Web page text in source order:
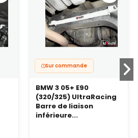
Sur commande
BMW 3 05+ E90
(320/325) UltraRacing
Barre de liaison
inférieure...